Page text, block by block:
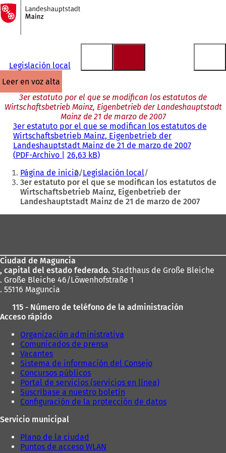
Saltar al contenido
A
la
página
Legislación local
leer en voz alta
3er estatuto por el que se modifican los estatutos de
Wirtschaftsbetrieb Mainz, Eigenbetrieb der Landeshauptstadt
Mainz de 21 de marzo de 2007
3er estatuto por el que se modifican los estatutos de
Wirtschaftsbetrieb Mainz, Eigenbetrieb der
Landeshauptstadt Mainz de 21 de marzo de 2007
PDF-Archivo 26,63 kB
Estás
aquí:
Página de inicio Legislación local
3er estatuto por el que se modifican los estatutos de
Wirtschaftsbetrieb Mainz, Eigenbetrieb der
Landeshauptstadt Mainz de 21 de marzo de 2007
pies
Ciudad de Maguncia
, capital del estado federado. Stadthaus de Große Bleiche
. Große Bleiche 46/Löwenhofstraße 1
. 55116 Maguncia
115 - Número de teléfono de la administración
Acceso rápido
Organización administrativa
Comunicados de prensa
Vacantes
Sistema de información del Consejo
Concursos públicos
Portal de servicios (servicios en línea)
Suscríbase a nuestro boletín
Configuración de la protección de datos
Servicio municipal
Plano de la ciudad
Puntos de acceso WLAN